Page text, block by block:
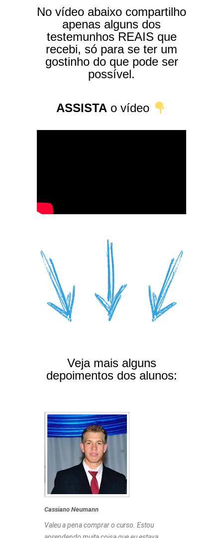
No vídeo abaixo compartilho
apenas alguns dos
testemunhos REAIS que
recebi, só para se ter um
gostinho do que pode ser
possível.
ASSISTA o vídeo
Veja mais alguns
depoimentos dos alunos:
Cassiano Neumann
Valeu a pena comprar o curso. Estou